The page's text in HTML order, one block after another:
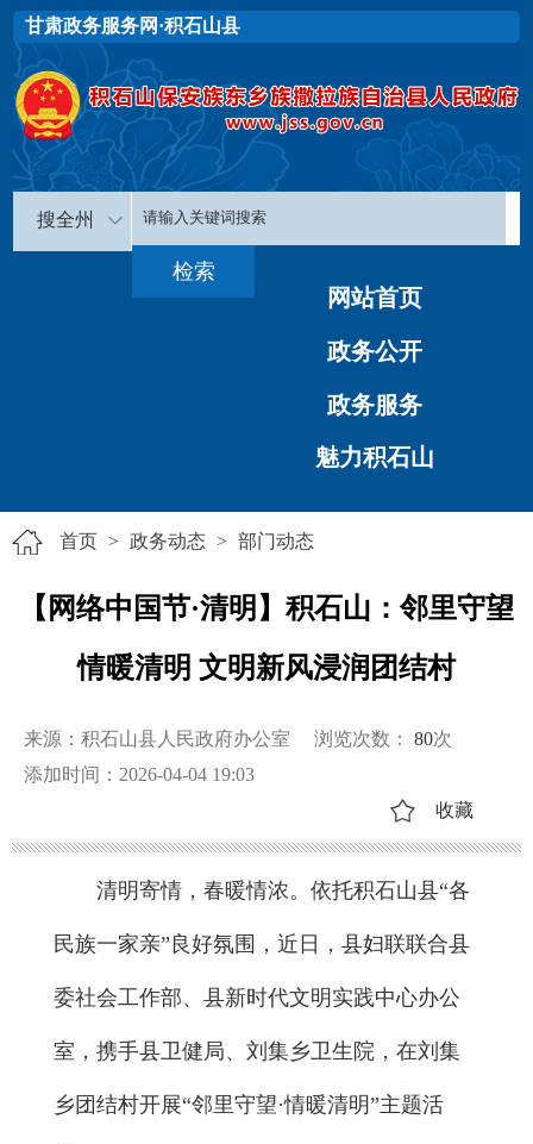
甘肃政务服务网·积石山县
搜全州
网站首页
政务公开
政务服务
魅力积石山
首页 > 政务动态 > 部门动态
【网络中国节·清明】积石山：邻里守望
情暖清明 文明新风浸润团结村
来源：积石山县人民政府办公室 浏览次数： 80次
添加时间：2026-04-04 19:03
收藏
清明寄情，春暖情浓。依托积石山县“各
民族一家亲”良好氛围，近日，县妇联联合县
委社会工作部、县新时代文明实践中心办公
室，携手县卫健局、刘集乡卫生院，在刘集
乡团结村开展“邻里守望·情暖清明”主题活